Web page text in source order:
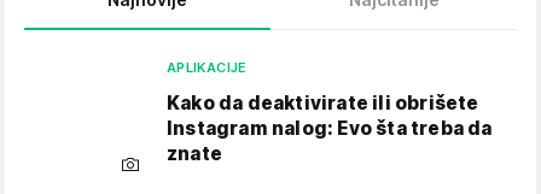
APLIKACIJE
Kako da deaktivirate ili obrišete
Instagram nalog: Evo šta treba da
znate